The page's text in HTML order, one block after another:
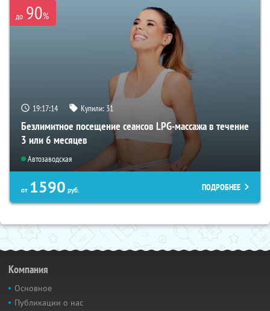
до 90%
19:17:14 Купили: 31
Безлимитное посещение сеансов LPG-массажа в течение
3 или 6 месяцев
Автозаводская
от 1590 руб. ПОДРОБНЕЕ
Компания
Основное
Публикации о нас